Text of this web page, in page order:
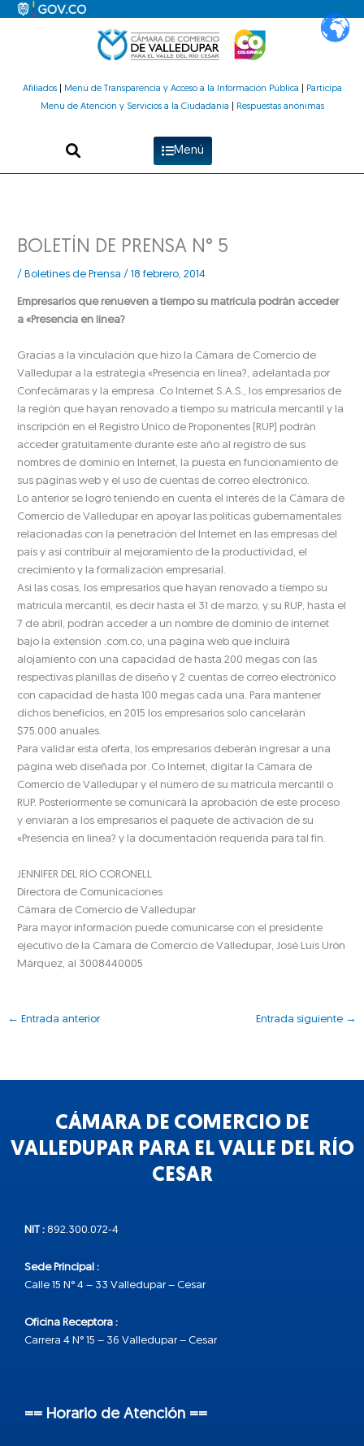
Afiliados| Menú de Transparencia y Acceso a la Información Pública
Participa
Menú de Atención y Servicios a la Ciudadanía
Respuestas anónimas
Menú
BOLETÍN DE PRENSA N° 5
/ Boletines de Prensa /18 febrero, 2014
Empresarios que renueven a tiempo su matrícula podrán acceder
a «Presencia en línea?
Gracias a la vinculación que hizo la Cámara de Comercio de
Valledupar a la estrategia «Presencia en línea?, adelantada por
Confecámaras y la empresa .Co Internet S.A.S., los empresarios de
la región que hayan renovado a tiempo su matrícula mercantil y la
inscripción en el Registro Único de Proponentes (RUP) podrán
acceder gratuitamente durante este año al registro de sus
nombres de dominio en Internet, la puesta en funcionamiento de
sus páginas web y el uso de cuentas de correo electrónico.
Lo anterior se logró teniendo en cuenta el interés de la Cámara de
Comercio de Valledupar en apoyar las políticas gubernamentales
relacionadas con la penetración del Internet en las empresas del
país y así contribuir al mejoramiento de la productividad, el
crecimiento y la formalización empresarial.
Así las cosas, los empresarios que hayan renovado a tiempo su
matrícula mercantil, es decir hasta el 31 de marzo, y su RUP, hasta el
7 de abril, podrán acceder a un nombre de dominio de internet
bajo la extensión .com.co, una página web que incluirá
alojamiento con una capacidad de hasta 200 megas con las
respectivas planillas de diseño y 2 cuentas de correo electrónico
con capacidad de hasta 100 megas cada una. Para mantener
dichos beneficios, en 2015 los empresarios solo cancelarán
$75.000 anuales.
Para validar esta oferta, los empresarios deberán ingresar a una
página web diseñada por .Co Internet, digitar la Cámara de
Comercio de Valledupar y el número de su matrícula mercantil o
RUP. Posteriormente se comunicará la aprobación de este proceso
y enviarán a los empresarios el paquete de activación de su
«Presencia en línea? y la documentación requerida para tal fin.
JENNIFER DEL RÍO CORONELL
Directora de Comunicaciones
Cámara de Comercio de Valledupar
Para mayor información puede comunicarse con el presidente
ejecutivo de la Cámara de Comercio de Valledupar, José Luís Urón
Márquez, al 3008440005
← Entrada anterior Entrada siguiente →
CÁMARA DE COMERCIO DE
VALLEDUPAR PARA EL VALLE DEL RÍO
CESAR
NIT : 892.300.072-4
Sede Principal :
Calle 15 N° 4 – 33 Valledupar – Cesar
Oficina Receptora :
Carrera 4 N° 15 – 36 Valledupar – Cesar
== Horario de Atención ==